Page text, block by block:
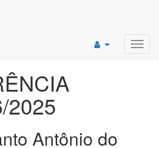
2025
Antônio do